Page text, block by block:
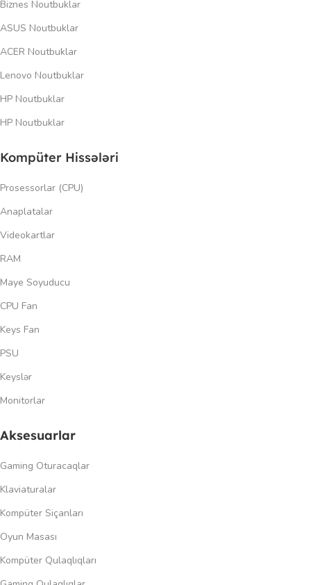
Biznes Noutbuklar
ASUS Noutbuklar
ACER Noutbuklar
Lenovo Noutbuklar
HP Noutbuklar
HP Noutbuklar
Kompüter Hissələri
Prosessorlar (CPU)
Anaplatalar
Videokartlar
RAM
Maye Soyuducu
CPU Fan
Keys Fan
PSU
Keyslər
Monitorlar
Aksesuarlar
Gaming Oturacaqlar
Klaviaturalar
Kompüter Siçanları
Oyun Masası
Kompüter Qulaqlıqları